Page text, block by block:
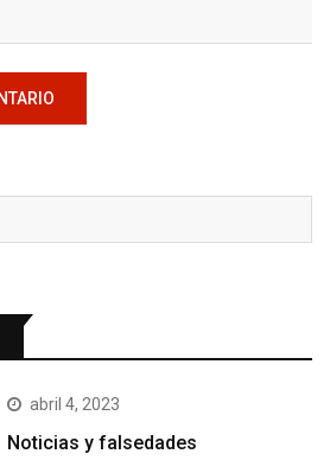
abril 4, 2023
Noticias y falsedades